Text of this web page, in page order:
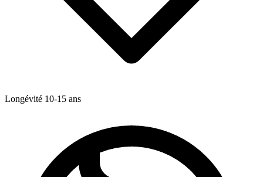
Longévité 10-15 ans